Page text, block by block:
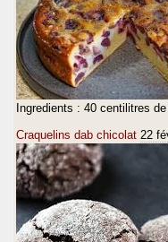
Ingredients : 40 centilitres
Craquelins dab chicolat 22